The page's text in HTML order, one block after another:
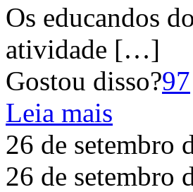
Os educandos
atividade […]
Gostou disso?97
Leia mais
26 de setembro
26 de setembro